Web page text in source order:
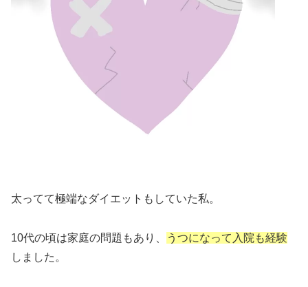
太ってて極端なダイエットもしていた私。
10代の頃は家庭の問題もあり、
うつになって入院も経験
しました。